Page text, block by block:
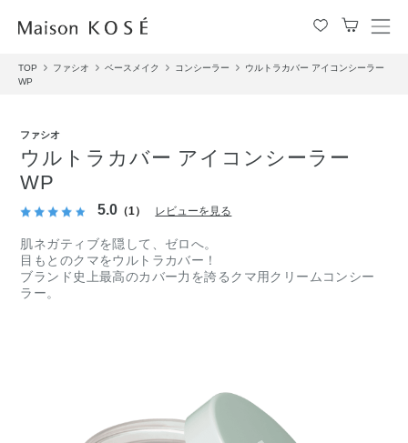
メ
ュ
TOP ファシオ ベースメイク コンシーラー
ウルトラカバー アイコンシーラー
WP
ファシオ
ウルトラカバー アイコンシーラー
WP
5.0 （1） レビューを見る
肌ネガティブを隠して、ゼロへ。
目もとのクマをウルトラカバー！
ブランド史上最高のカバー力を誇るクマ用クリームコンシー
ラー。